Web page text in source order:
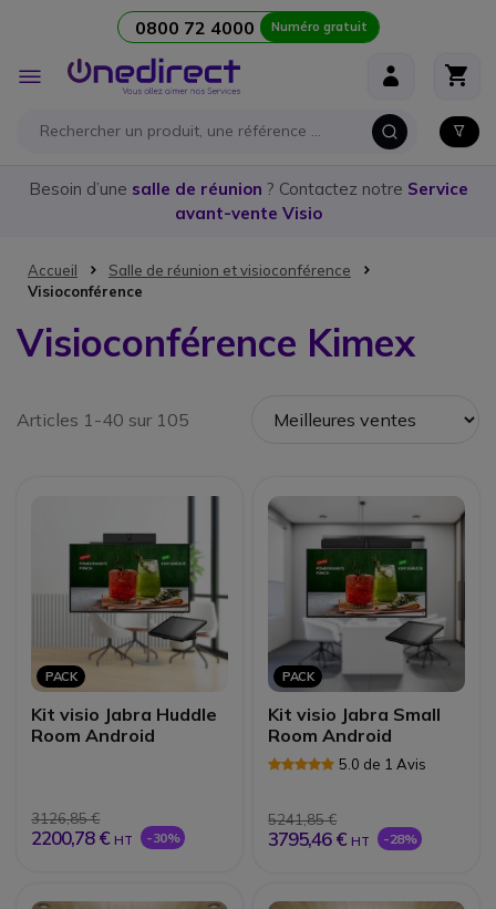
0800 72 4000 Numéro gratuit
Affichage
navigation
Besoin d’une salle de réunion ? Contactez notre Service
avant-vente Visio
Accueil
Salle de réunion et visioconférence
Visioconférence
Visioconférence Kimex
Articles 1-40 sur 105
PACK
Kit visio Jabra Huddle
Room Android
3126,85 €
2200,78 € HT -30%
PACK
Kit visio Jabra Small
Room Android
5.0 de 1 Avis
5241,85 €
3795,46 € HT -28%